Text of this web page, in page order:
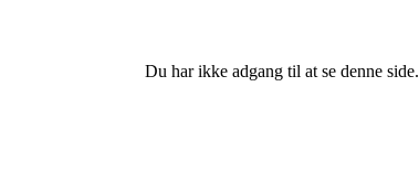
Du har ikke adgang til at se denne side.